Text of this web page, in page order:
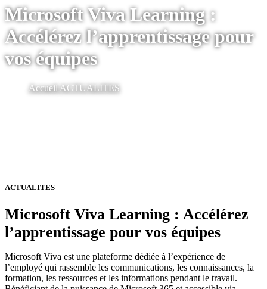
Microsoft Viva Learning :
Accélérez l’apprentissage pour
vos équipes
AccueilACTUALITES
ACTUALITES
Microsoft Viva Learning : Accélérez
l’apprentissage pour vos équipes
Microsoft Viva est une plateforme dédiée à l’expérience de
l’employé qui rassemble les communications, les connaissances, la
formation, les ressources et les informations pendant le travail.